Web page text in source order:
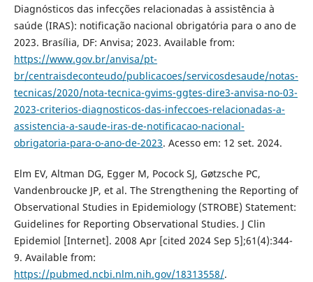
Diagnósticos das infecções relacionadas à assistência à
saúde (IRAS): notificação nacional obrigatória para o ano de
2023. Brasília, DF: Anvisa; 2023. Available from:
https://www.gov.br/anvisa/pt-
br/centraisdeconteudo/publicacoes/servicosdesaude/notas-
tecnicas/2020/nota-tecnica-gvims-ggtes-dire3-anvisa-no-03-
2023-criterios-diagnosticos-das-infeccoes-relacionadas-a-
assistencia-a-saude-iras-de-notificacao-nacional-
obrigatoria-para-o-ano-de-2023. Acesso em: 12 set. 2024.
Elm EV, Altman DG, Egger M, Pocock SJ, Gøtzsche PC,
Vandenbroucke JP, et al. The Strengthening the Reporting of
Observational Studies in Epidemiology (STROBE) Statement:
Guidelines for Reporting Observational Studies. J Clin
Epidemiol [Internet]. 2008 Apr [cited 2024 Sep 5];61(4):344-
9. Available from:
https://pubmed.ncbi.nlm.nih.gov/18313558/.